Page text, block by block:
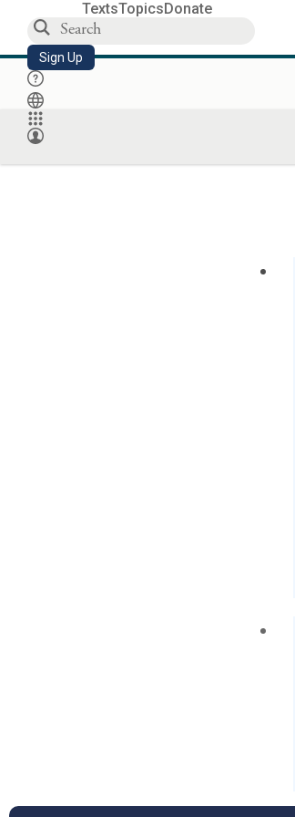
TextsTopicsDonate
Sign Up